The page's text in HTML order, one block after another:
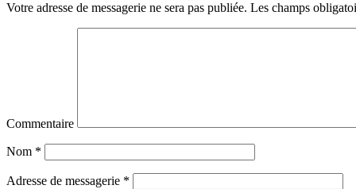
Votre adresse de messagerie ne sera pas publiée. Les champs
Commentaire
Nom *
Adresse de messagerie *